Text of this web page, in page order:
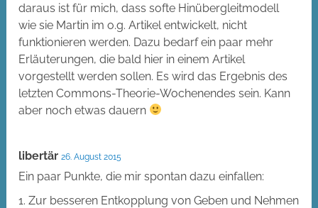
daraus ist für mich, dass softe Hinübergleitmodell
wie sie Martin im o.g. Artikel entwickelt, nicht
funktionieren werden. Dazu bedarf ein paar mehr
Erläuterungen, die bald hier in einem Artikel
vorgestellt werden sollen. Es wird das Ergebnis des
letzten Commons-Theorie-Wochenendes sein. Kann
aber noch etwas dauern
libertär 26. August 2015
Ein paar Punkte, die mir spontan dazu einfallen:
1. Zur besseren Entkopplung von Geben und Nehmen